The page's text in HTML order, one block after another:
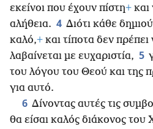
εκείνοι που έχουν πίστη+ και
αλήθεια. 4 Διότι κάθε
καλό,+ και τίποτα δεν
λαβαίνεται με ευχαριστία, 5
του λόγου του Θεού και της
για αυτό.
6 Δίνοντας αυτές τις
θα είσαι καλός διάκονος του